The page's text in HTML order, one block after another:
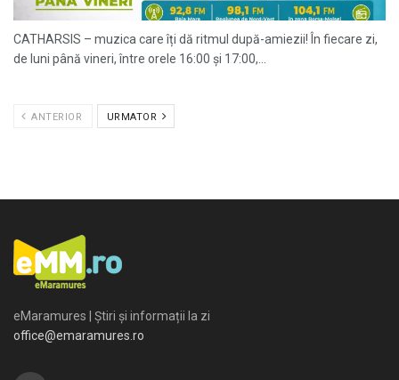
CATHARSIS – muzica care îți dă ritmul după-amiezii! În fiecare zi,
de luni până vineri, între orele 16:00 și 17:00,...
ANTERIOR URMATOR
eMaramures | Știri și informații la zi
office@emaramures.ro